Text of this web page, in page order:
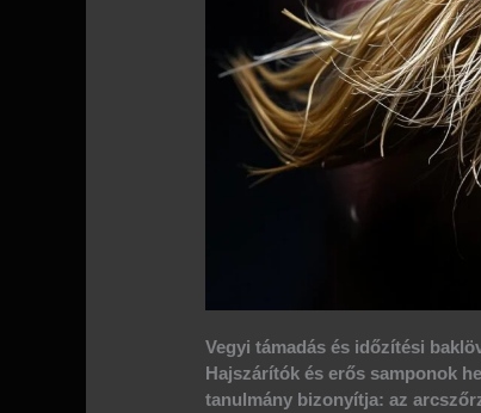
Vegyi támadás és időzítési
Hajszárítók és erős samponok
tanulmány bizonyítja: az